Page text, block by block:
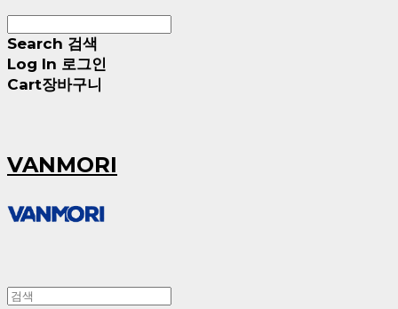
Search 검색
Log In 로그인
Cart장바구니
VANMORI